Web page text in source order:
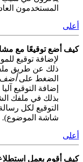
المستخدمون
أعلى
كيف أضع توقيعًا مع
لإضافة توقيع
ذلك عن طريق
الضغط علىأضف
إضافة التوقيع
بذلك في ملفك
التوقيع لكل
شاشة الموضوع).
أعلى
كيف أقوم بعمل